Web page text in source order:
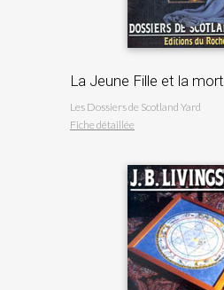
La Jeune Fille et la mort
Les Dossiers de Scotland Yard
Fiche détaillée